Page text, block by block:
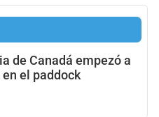
de Canadá empezó a
el paddock